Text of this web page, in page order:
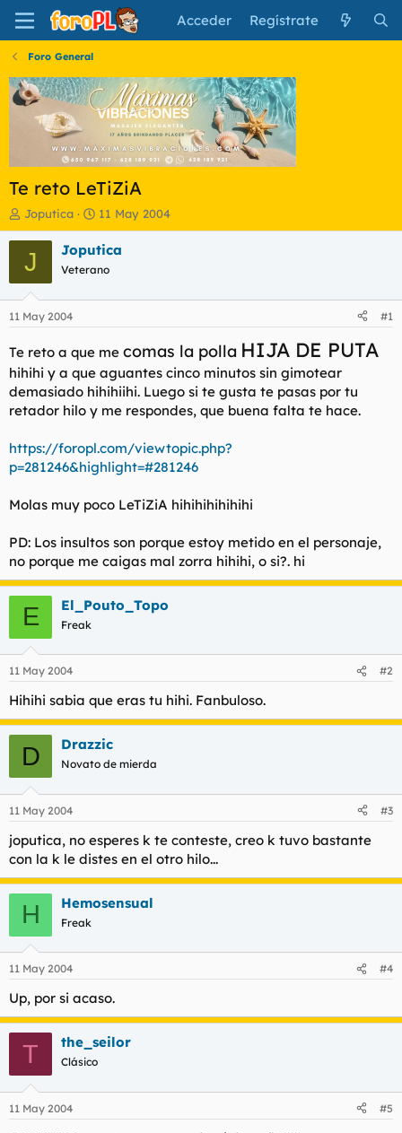
Acceder Regístrate
Foro General
Te reto LeTiZiA
I
n
i
a
d
o
d
e
l
t
a
Joputica
F
e
c
a
i
i
c
i
o
11 May 2004
J Joputica
Veterano
11 May 2004 #1
Te reto a que me comas la polla HIJA DE PUTA
hihihi y a que aguantes cinco minutos sin gimotear
demasiado hihihiihi. Luego si te gusta te pasas por tu
retador hilo y me respondes, que buena falta te hace.
https://foropl.com/viewtopic.php?
p=281246&highlight=#281246
Molas muy poco LeTiZiA hihihihihihihi
PD: Los insultos son porque estoy metido en el personaje,
no porque me caigas mal zorra hihihi, o si?. hi
E El_Pouto_Topo
Freak
11 May 2004 #2
Hihihi sabia que eras tu hihi. Fanbuloso.
D Drazzic
Novato de mierda
11 May 2004 #3
joputica, no esperes k te conteste, creo k tuvo bastante
con la k le distes en el otro hilo...
H Hemosensual
Freak
11 May 2004 #4
Up, por si acaso.
T the_seilor
Clásico
11 May 2004 #5